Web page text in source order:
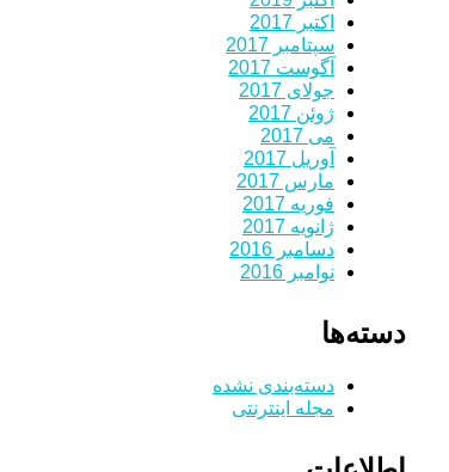
اکتبر 2017
سپتامبر 2017
آگوست 2017
جولای 2017
ژوئن 2017
می 2017
آوریل 2017
مارس 2017
فوریه 2017
ژانویه 2017
دسامبر 2016
نوامبر 2016
دسته‌ها
دسته‌بندی نشده
مجله اینترنتی